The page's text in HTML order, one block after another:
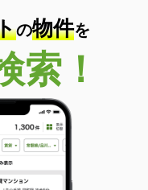
の物件を
索！